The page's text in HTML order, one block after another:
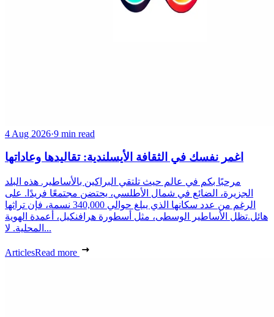
4 Aug 2026·9 min read
اغمر نفسك في الثقافة الأيسلندية: تقاليدها وعاداتها
مرحبًا بكم في عالم حيث تلتقي البراكين بالأساطير. هذه البلد
الجزيرة، الضائع في شمال الأطلسي، يحتضن مجتمعًا فريدًا. على
الرغم من عدد سكانها الذي يبلغ حوالي 340,000 نسمة، فإن تراثها
هائل.تظل الأساطير الوسطى، مثل أسطورة هرافنكيل، أعمدة الهوية
المحلية. لا...
ArticlesRead more